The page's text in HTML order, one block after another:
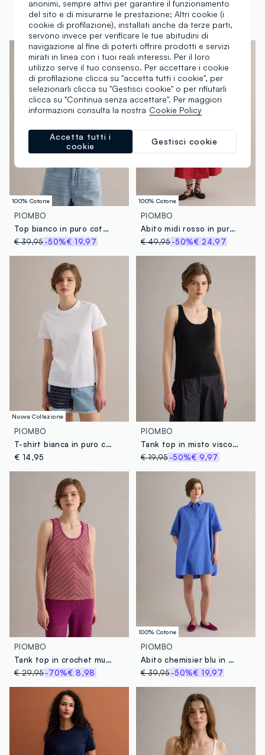
Collana multicolor con perline e frange
€ 19,95-50% € 9,97
€ 10,95-50%€ 5,47
100% Cotone
PIOMBO
Top bianco in puro cotone sangallo
€ 39,95-50%€ 19,97
100% Cotone
PIOMBO
Abito midi rosso in puro cotone con fantasia stampata
€ 49,95 -50%€ 24,97
Nuova Collezione
PIOMBO
T-shirt bianca in puro cotone supima a maniche corte regular fit
€ 14,95
PIOMBO
Tank top in misto viscosa nero regular fit con glitter
€ 19,95 -50%€ 9,97
PIOMBO
Tank top in crochet multicolor in tessuto elasticizzato regular fit
€ 29,95-70%€ 8,98
100% Cotone
PIOMBO
Abito chemisier blu in puro cotone
€ 39,95 -50%€ 19,97
anonimi, sempre attivi per garantire il funzionamento
del sito e di misurarne le prestazione; Altri cookie (i
cookie di profilazione), installati anche da terze parti,
servono invece per verificare le tue abitudini di
navigazione al fine di poterti offrire prodotti e servizi
mirati in linea con i tuoi reali interessi. Per il loro
utilizzo serve il tuo consenso. Per accettare i cookie
di profilazione clicca su "accetta tutti i cookie", per
selezionarli clicca su "Gestisci cookie" o per rifiutarli
clicca su "Continua senza accettare". Per maggiori
informazioni consulta la nostra Cookie Policy
Gestisci cookie
Accetta tutti i
cookie